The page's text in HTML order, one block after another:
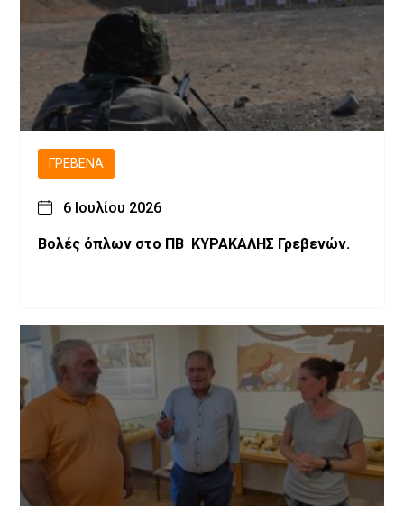
ΓΡΕΒΕΝΆ
6 Ιουλίου 2026
Βολές όπλων στο ΠΒ ΚΥΡΑΚΑΛΗΣ Γρεβενών.